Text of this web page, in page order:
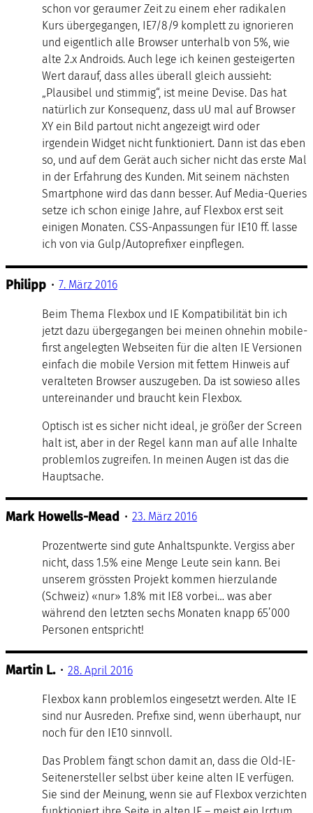
schon vor geraumer Zeit zu einem eher radikalen
Kurs übergegangen, IE7/8/9 komplett zu ignorieren
und eigentlich alle Browser unterhalb von 5%, wie
alte 2.x Androids. Auch lege ich keinen gesteigerten
Wert darauf, dass alles überall gleich aussieht:
„Plausibel und stimmig“, ist meine Devise. Das hat
natürlich zur Konsequenz, dass uU mal auf Browser
XY ein Bild partout nicht angezeigt wird oder
irgendein Widget nicht funktioniert. Dann ist das eben
so, und auf dem Gerät auch sicher nicht das erste Mal
in der Erfahrung des Kunden. Mit seinem nächsten
Smartphone wird das dann besser. Auf Media-Queries
setze ich schon einige Jahre, auf Flexbox erst seit
einigen Monaten. CSS-Anpassungen für IE10 ff. lasse
ich von via Gulp/Autoprefixer einpflegen.
Philipp • 7. März 2016
Beim Thema Flexbox und IE Kompatibilität bin ich
jetzt dazu übergegangen bei meinen ohnehin mobile-
first angelegten Webseiten für die alten IE Versionen
einfach die mobile Version mit fettem Hinweis auf
veralteten Browser auszugeben. Da ist sowieso alles
untereinander und braucht kein Flexbox.
Optisch ist es sicher nicht ideal, je größer der Screen
halt ist, aber in der Regel kann man auf alle Inhalte
problemlos zugreifen. In meinen Augen ist das die
Hauptsache.
Mark Howells-Mead • 23. März 2016
Prozentwerte sind gute Anhaltspunkte. Vergiss aber
nicht, dass 1.5% eine Menge Leute sein kann. Bei
unserem grössten Projekt kommen hierzulande
(Schweiz) «nur» 1.8% mit IE8 vorbei… was aber
während den letzten sechs Monaten knapp 65’000
Personen entspricht!
Martin L. • 28. April 2016
Flexbox kann problemlos eingesetzt werden. Alte IE
sind nur Ausreden. Prefixe sind, wenn überhaupt, nur
noch für den IE10 sinnvoll.
Das Problem fängt schon damit an, dass die Old-IE-
Seitenersteller selbst über keine alten IE verfügen.
Sie sind der Meinung, wenn sie auf Flexbox verzichten